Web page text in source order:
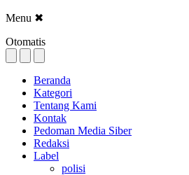
Menu ✖
Otomatis
Beranda
Kategori
Tentang Kami
Kontak
Pedoman Media Siber
Redaksi
Label
polisi